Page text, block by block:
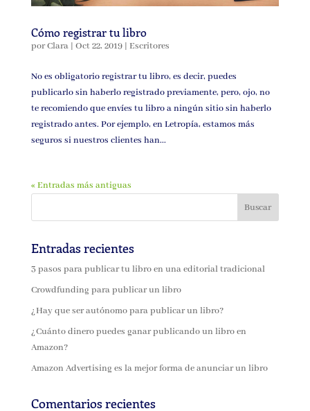
Cómo registrar tu libro
porClara| Oct 22, 2019| Escritores
No es obligatorio registrar tu libro, es decir, puedes
publicarlo sin haberlo registrado previamente, pero, ojo, no
te recomiendo que envíes tu libro a ningún sitio sin haberlo
registrado antes. Por ejemplo, en Letropía, estamos más
seguros si nuestros clientes han...
« Entradas más antiguas
Entradas recientes
3 pasos para publicar tu libro en una editorial tradicional
Crowdfunding para publicar un libro
¿Hay que ser autónomo para publicar un libro?
¿Cuánto dinero puedes ganar publicando un libro en
Amazon?
Amazon Advertising es la mejor forma de anunciar un libro
Comentarios recientes